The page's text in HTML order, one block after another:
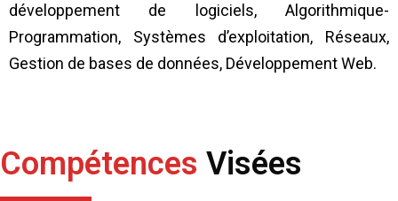
développement de logiciels, Algorithmique-
Programmation, Systèmes d’exploitation, Réseaux,
Gestion de bases de données, Développement Web.
Compétences Visées